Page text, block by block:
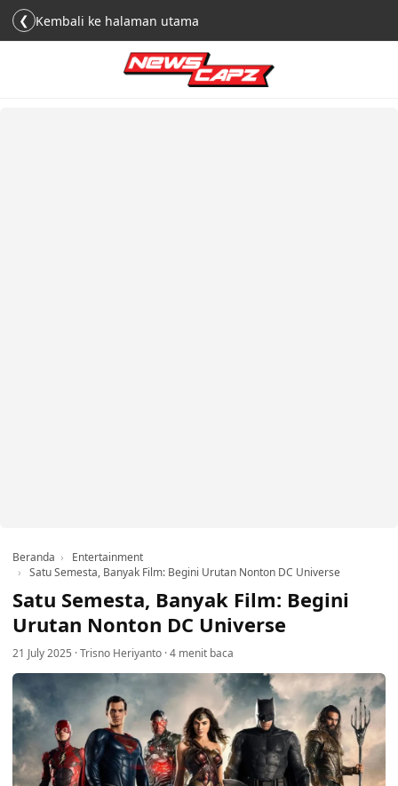
❮ Kembali ke halaman utama
Beranda
Entertainment
Satu Semesta, Banyak Film: Begini Urutan Nonton DC Universe
Satu Semesta, Banyak Film: Begini
Urutan Nonton DC Universe
21 July 2025 ·Trisno Heriyanto ·4 menit baca